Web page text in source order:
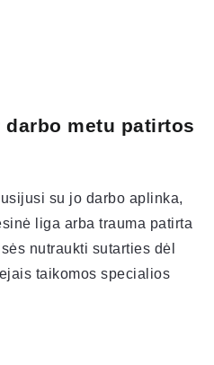
metu patirtos
su jo darbo aplinka,
liga arba trauma patirta
nutraukti sutarties dėl
taikomos specialios